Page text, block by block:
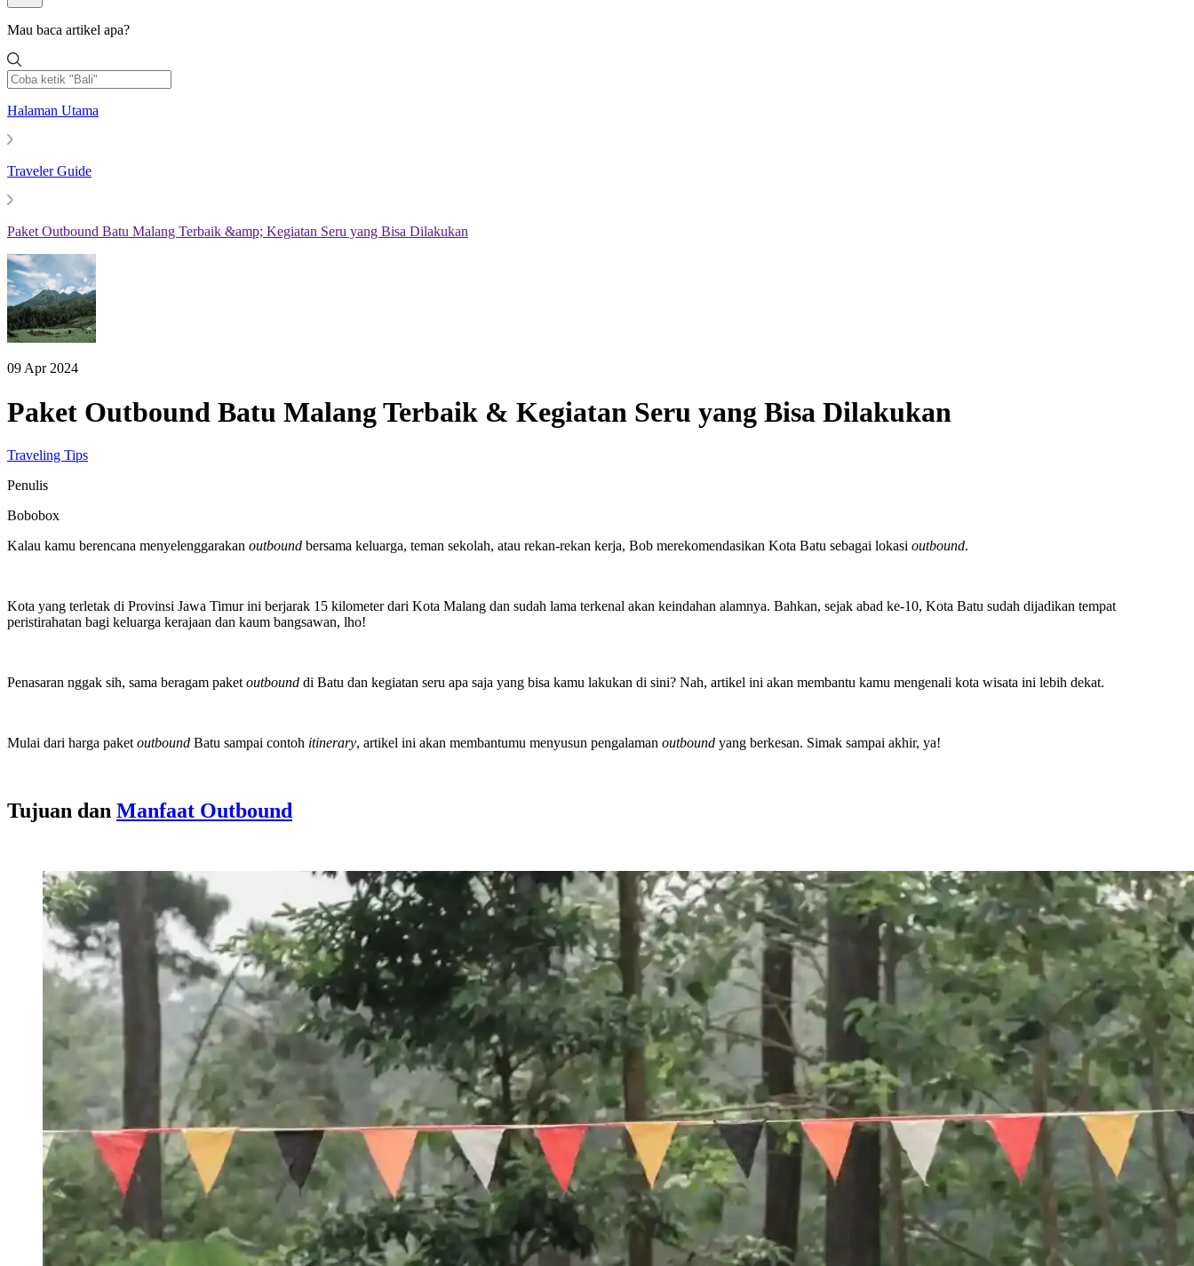
Mau baca artikel apa?
Halaman Utama
Traveler Guide
Paket Outbound Batu Malang Terbaik &amp; Kegiatan Seru yang Bisa Dilakukan
09 Apr 2024
Paket Outbound Batu Malang Terbaik & Kegiatan Seru yang Bisa Dilakukan
Traveling Tips
Penulis
Bobobox
Kalau kamu berencana menyelenggarakan outbound bersama keluarga, teman sekolah, atau rekan-rekan kerja, Bob merekomendasikan Kota Batu sebagai lokasi outbound.
Kota yang terletak di Provinsi Jawa Timur ini berjarak 15 kilometer dari Kota Malang dan sudah lama terkenal akan keindahan alamnya. Bahkan, sejak abad ke-10, Kota Batu sudah dijadikan tempat
peristirahatan bagi keluarga kerajaan dan kaum bangsawan, lho!
Penasaran nggak sih, sama beragam paket outbound di Batu dan kegiatan seru apa saja yang bisa kamu lakukan di sini? Nah, artikel ini akan membantu kamu mengenali kota wisata ini lebih dekat.
Mulai dari harga paket outbound Batu sampai contoh itinerary, artikel ini akan membantumu menyusun pengalaman outbound yang berkesan. Simak sampai akhir, ya!
Tujuan dan Manfaat Outbound